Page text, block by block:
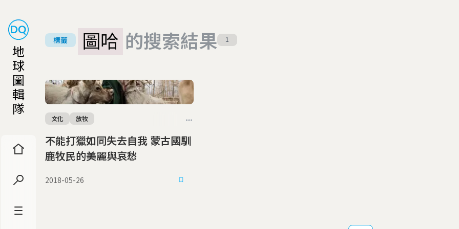
地
球
圖
輯
隊
標籤 圖哈 的搜索結果 1
不能打獵如同失去自我 蒙古國馴
鹿牧民的美麗與哀愁
文化 放牧
2018-05-26